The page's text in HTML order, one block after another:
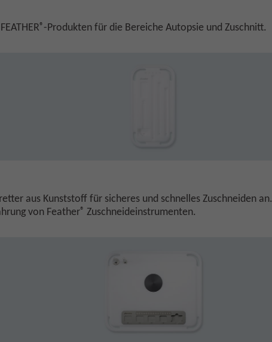
®-Produkten für die Bereiche Autopsie und Zuschnitt.
aus Kunststoff für sicheres und schnelles Zuschneiden an.
von Feather® Zuschneideinstrumenten.